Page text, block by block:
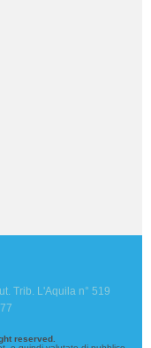
Trib. L'Aquila n° 519
reserved.